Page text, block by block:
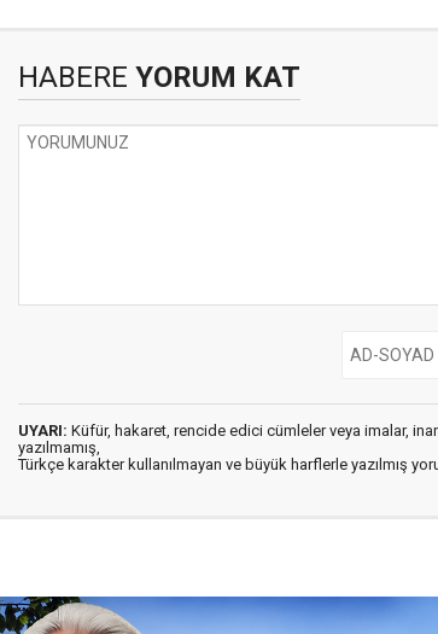
HABERE YORUM KAT
UYARI: Küfür, hakaret, rencide edici cümleler veya imalar,
yazılmamış,
Türkçe karakter kullanılmayan ve büyük harflerle yazılmış